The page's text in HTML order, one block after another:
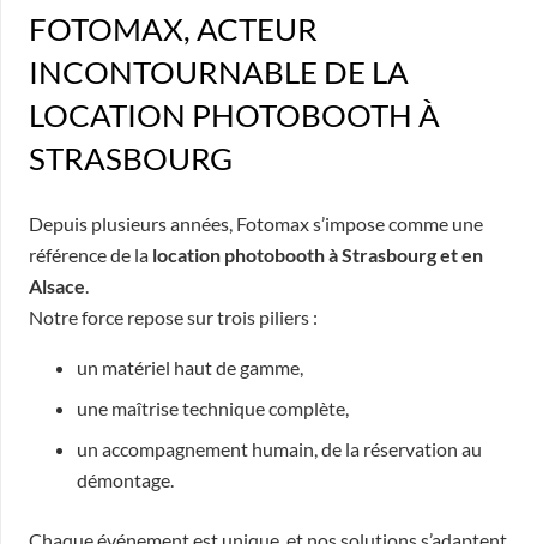
FOTOMAX, ACTEUR
INCONTOURNABLE DE LA
LOCATION PHOTOBOOTH À
STRASBOURG
Depuis plusieurs années, Fotomax s’impose comme une
référence de la location photobooth à Strasbourg et en
Alsace.
Notre force repose sur trois piliers :
un matériel haut de gamme,
une maîtrise technique complète,
un accompagnement humain, de la réservation au
démontage.